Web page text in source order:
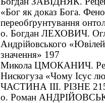
«Бог як доказ Бога.
переобґрунтування
о. Богдан ЛЕХОВИЧ.
Андрійовського
значення» 197
Микола ЦМОКАНИЧ.
Нискогуза «Чому Ісус
ЧАСТИНА ІІІ. РІЗНЕ
о. Роман